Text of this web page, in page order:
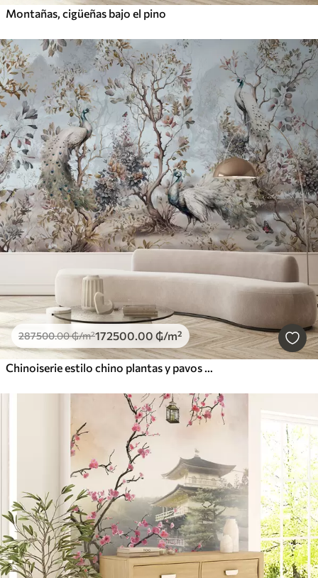
Montañas, cigüeñas bajo el pino
287500.00₲/m²172500.00 ₲/m²
Chinoiserie estilo chino plantas y pavos reales